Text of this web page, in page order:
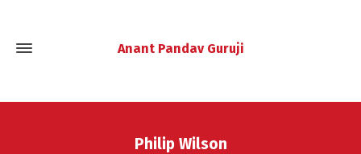
Anant Pandav Guruji
Philip Wilson